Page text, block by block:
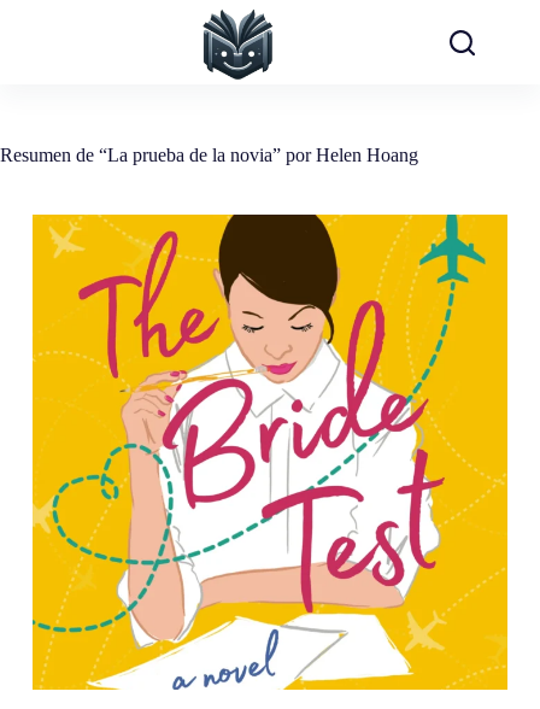
Resumen de “La prueba de la novia” por Helen Hoang